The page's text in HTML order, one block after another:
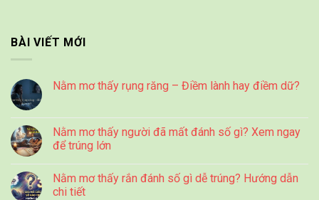
BÀI VIẾT MỚI
Nằm mơ thấy rụng răng – Điềm lành hay điềm dữ?
Nằm mơ thấy người đã mất đánh số gì? Xem ngay
để trúng lớn
Nằm mơ thấy rắn đánh số gì dễ trúng? Hướng dẫn
chi tiết